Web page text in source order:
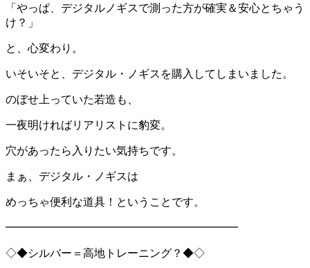
「やっぱ、デジタルノギスで測った方が確実＆安心とちゃう
け？」
と、心変わり。
いそいそと、デジタル・ノギスを購入してしまいました。
のぼせ上っていた若造も、
一夜明ければリアリストに豹変。
穴があったら入りたい気持ちです。
まぁ、デジタル・ノギスは
めっちゃ便利な道具！ということです。
━━━━━━━━━━━━━━━━━━━━━
◇◆シルバー＝高地トレーニング？◆◇